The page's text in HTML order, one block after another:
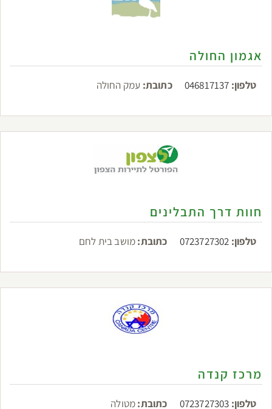
אגמון החולה
טלפון: 046817137 כתובת: עמק החולה
חוות דרך התבלינים
טלפון: 0723727302 כתובת:מושב בית לחם
מרכז קנדה
טלפון: 0723727303 כתובת:מטולה